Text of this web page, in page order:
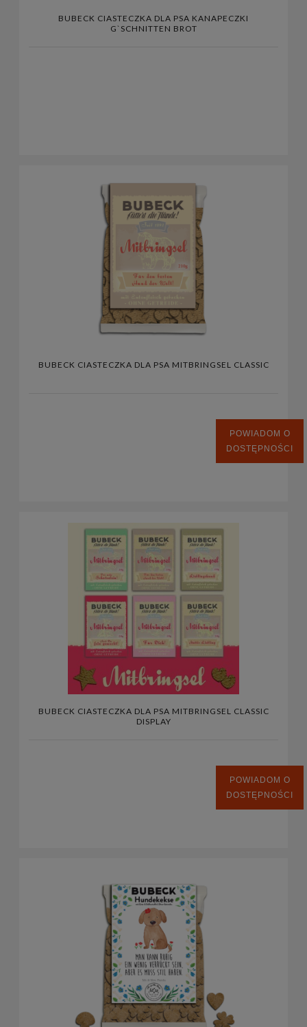
BUBECK CIASTECZKA DLA PSA KANAPECZKI
G`SCHNITTEN BROT
BUBECK CIASTECZKA DLA PSA MITBRINGSEL CLASSIC
POWIADOM O
DOSTĘPNOŚCI
BUBECK CIASTECZKA DLA PSA MITBRINGSEL CLASSIC
DISPLAY
POWIADOM O
DOSTĘPNOŚCI